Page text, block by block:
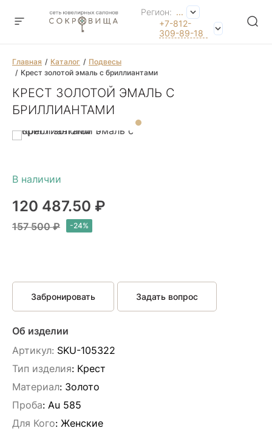
Регион: ...
+7-812-
309-89-18
Главная Каталог
Подвесы
Крест золотой эмаль с бриллиантами
КРЕСТ ЗОЛОТОЙ ЭМАЛЬ С
БРИЛЛИАНТАМИ
120 487.50 ₽
157 500 ₽
Забронировать Задать вопрос
Об изделии
Артикул: SKU-105322
Тип изделия: Крест
Материал: Золото
Проба: Au 585
Для Кого: Женские